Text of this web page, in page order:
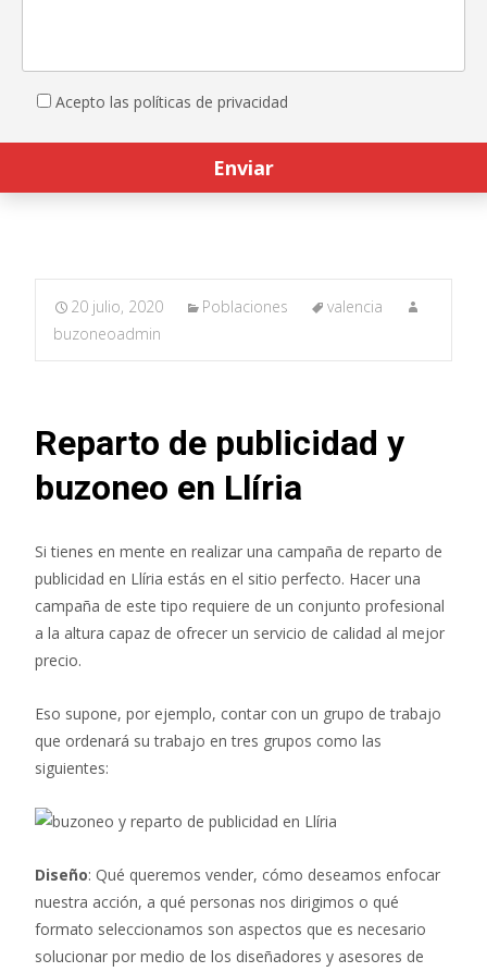
Acepto las políticas de privacidad
20 julio, 2020 Poblaciones
valencia
buzoneoadmin
Reparto de publicidad y
buzoneo en Llíria
Si tienes en mente en realizar una campaña de reparto de
publicidad en Llíria estás en el sitio perfecto. Hacer una
campaña de este tipo requiere de un conjunto profesional
a la altura capaz de ofrecer un servicio de calidad al mejor
precio.
Eso supone, por ejemplo, contar con un grupo de trabajo
que ordenará su trabajo en tres grupos como las
siguientes:
Diseño: Qué queremos vender, cómo deseamos enfocar
nuestra acción, a qué personas nos dirigimos o qué
formato seleccionamos son aspectos que es necesario
solucionar por medio de los diseñadores y asesores de